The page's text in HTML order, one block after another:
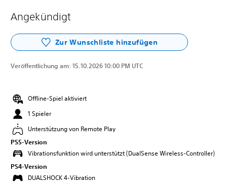
Angekündigt
Zur Wunschliste hinzufügen
Veröffentlichung am: 15.10.2026 10:00 PM UTC
Offline-Spiel aktiviert
1 Spieler
Unterstützung von Remote Play
PS5-Version
Vibrationsfunktion wird unterstützt (DualSense Wireless-Controller)
PS4-Version
DUALSHOCK 4-Vibration